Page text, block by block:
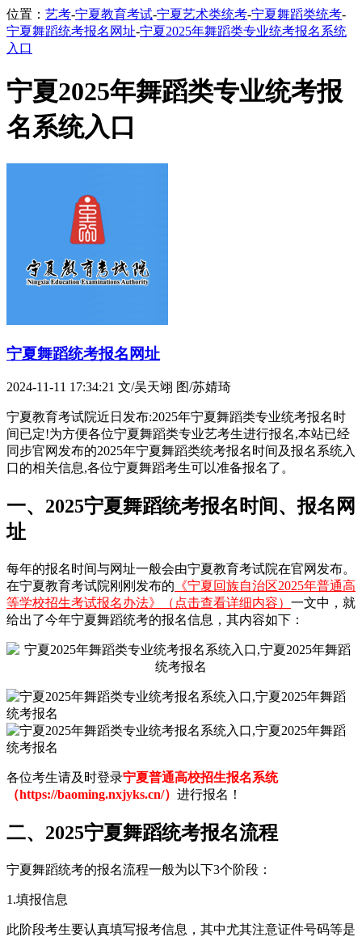
位置： 艺考-宁夏教育考试-宁夏艺术类统考-宁夏舞蹈类统考-
宁夏舞蹈统考报名网址-宁夏2025年舞蹈类专业统考报名系统
入口
宁夏2025年舞蹈类专业统考报
名系统入口
宁夏舞蹈统考报名网址
2024-11-11 17:34:21 文/吴天翊 图/苏婧琦
宁夏教育考试院近日发布:2025年宁夏舞蹈类专业统考报名时
间已定!为方便各位宁夏舞蹈类专业艺考生进行报名,本站已经
同步官网发布的2025年宁夏舞蹈类统考报名时间及报名系统入
口的相关信息,各位宁夏舞蹈考生可以准备报名了。
一、2025宁夏舞蹈统考报名时间、报名网
址
每年的报名时间与网址一般会由宁夏教育考试院在官网发布。
在宁夏教育考试院刚刚发布的 《宁夏回族自治区2025年普通高
等学校招生考试报名办法》（点击查看详细内容） 一文中，就
给出了今年宁夏舞蹈统考的报名信息，其内容如下：
各位考生请及时登录宁夏普通高校招生报名系统
（https://baoming.nxjyks.cn/） 进行报名！
二、2025宁夏舞蹈统考报名流程
宁夏舞蹈统考的报名流程一般为以下3个阶段：
1.填报信息
此阶段考生要认真填写报考信息，其中尤其注意证件号码等是